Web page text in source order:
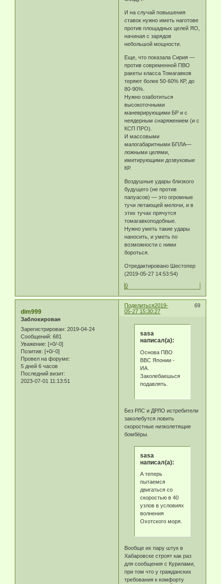
И на случай повышения
ставок нужно иметь наготове
против площадных целей ЯО,
начиная с зарядов
небольшой мощности.
Еще, что показала Сирия —
против современной ПВО
ракеты класса Томагавков
теряют более 50-60% КР, до
80-90%.
Нужно озаботиться
высокоточными
маневрирующими БР и с
неядерным снаряжением (и с
КСП ПРО).
И массовыми
малогабаритными БПЛА—
ложными целями,
имитирующими дозвуковые
КР.
Воздушные удары близкого
будущего (не против
папуасов) — это огромные
тучи летающей мелочи, и в
этих тучах прячутся
томагавкоподобные.
Нужно уметь такие удары
наносить, и уметь по
возможности с ними
бороться.
Отредактировано Шестопер
(2019-05-27 14:53:54)
0
Поделиться 69
2019-
05-27 15:30:27
dim999
Заблокирован
Зарегистрирован: 2019-04-24
Сообщений: 681
Уважение: [+0/-0]
Позитив: [+0/-0]
Провел на форуме:
5 дней 6 часов
Последний визит:
2023-07-01 11:13:51
sasa
написал(а):
Основа ПВО
ВВС Японии -
ИА.
Заколебаешься
подавлять.
Без РЛС и ДРЛО истребители
заколебутся ловить
скоростные низколетящие
бомбёры.
sasa
написал(а):
А теперь
пытаемся
двигаться со
скоростью в 40
узлов в условиях
волнения
Охотского моря.
Вообще их пару штук в
Хабаровске строят как раз
для сообщения с Курилами,
при том что у гражданских
требования к комфорту